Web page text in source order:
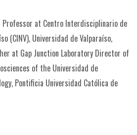
at Centro Interdisciplinario de
(CINV), Universidad de Valparaíso,
at Gap Junction Laboratory Director of
of the Universidad de
Pontificia Universidad Católica de